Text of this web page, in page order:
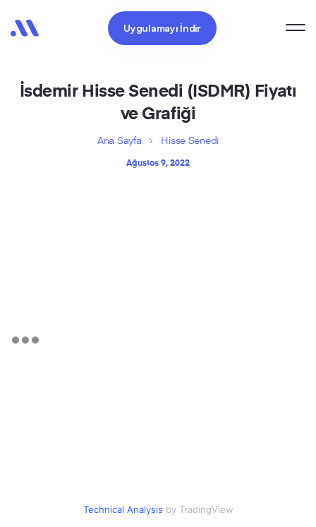
Uygulamayı İndir
İsdemir Hisse Senedi (ISDMR) Fiyatı
ve Grafiği
Ana Sayfa Hisse Senedi
Ağustos 9, 2022
Technical Analysis by TradingView